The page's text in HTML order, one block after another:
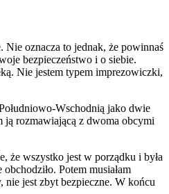
Nie oznacza to jednak, że powinnaś
bezpieczeństwo i o siebie.
Nie jestem typem imprezowiczki,
Wschodnią jako dwie
ją rozmawiającą z dwoma obcymi
że wszystko jest w porządku i była
Potem musiałam
nie jest zbyt bezpieczne. W końcu